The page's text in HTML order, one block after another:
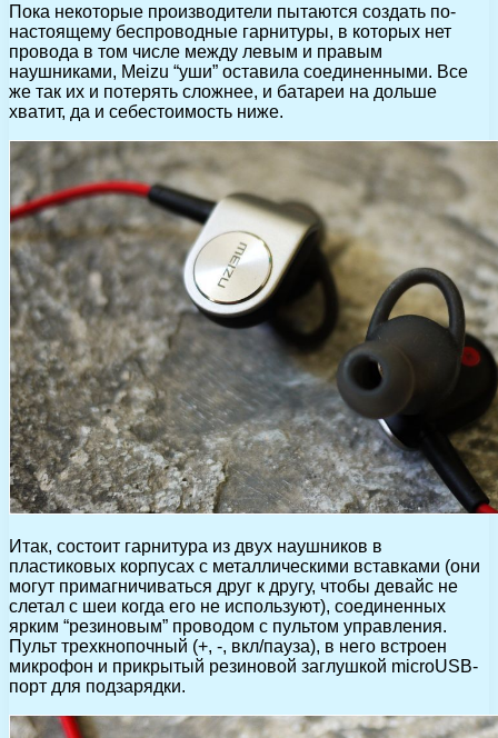
Пока некоторые производители пытаются создать по-
настоящему беспроводные гарнитуры, в которых нет
провода в том числе между левым и правым
наушниками, Meizu “уши” оставила соединенными. Все
же так их и потерять сложнее, и батареи на дольше
хватит, да и себестоимость ниже.
Итак, состоит гарнитура из двух наушников в
пластиковых корпусах с металлическими вставками (они
могут примагничиваться друг к другу, чтобы девайс не
слетал с шеи когда его не используют), соединенных
ярким “резиновым” проводом с пультом управления.
Пульт трехкнопочный (+, -, вкл/пауза), в него встроен
микрофон и прикрытый резиновой заглушкой microUSB-
порт для подзарядки.